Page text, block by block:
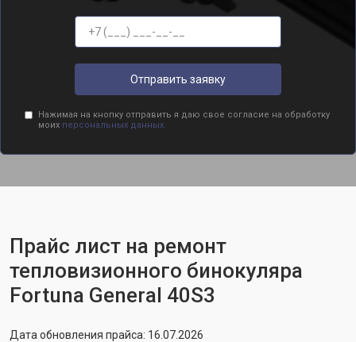
Отправить заявку
Нажимая на кнопку отправить я даю свое согласие на обработку
моих персональных данных.
Прайс лист на ремонт
тепловизионного бинокуляра
Fortuna General 40S3
Дата обновления прайса: 16.07.2026